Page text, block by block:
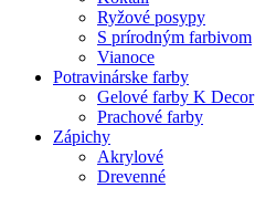
Ryžové posypy
S prírodným farbivom
Vianoce
Potravinárske farby
Gelové farby K Decor
Prachové farby
Zápichy
Akrylové
Drevenné